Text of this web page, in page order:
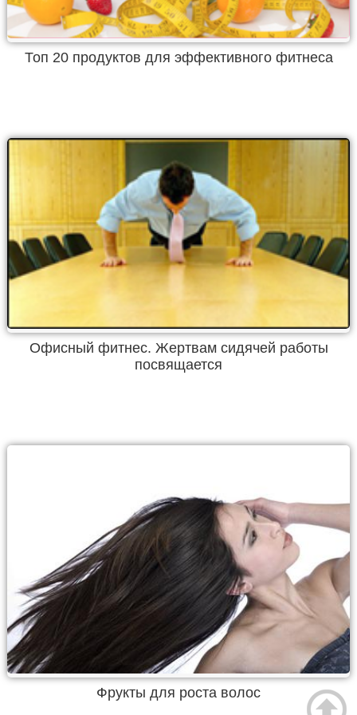
Топ 20 продуктов для эффективного фитнеса
Офисный фитнес. Жертвам сидячей работы
посвящается
Фрукты для роста волос